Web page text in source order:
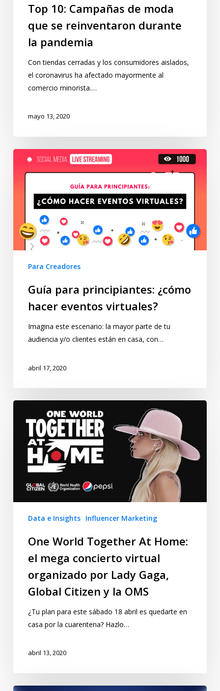
Top 10: Campañas de moda
que se reinventaron durante
la pandemia
Con tiendas cerradas y los consumidores aislados,
el coronavirus ha afectado mayormente al
comercio minorista.…
mayo 13, 2020
Para Creadores
Guía para principiantes: ¿cómo
hacer eventos virtuales?
Imagina este escenario: la mayor parte de tu
audiencia y/o clientes están en casa, con…
abril 17, 2020
Data e Insights Influencer Marketing
One World Together At Home:
el mega concierto virtual
organizado por Lady Gaga,
Global Citizen y la OMS
¿Tu plan para este sábado 18 abril es quedarte en
casa por la cuarentena? Hazlo…
abril 13, 2020